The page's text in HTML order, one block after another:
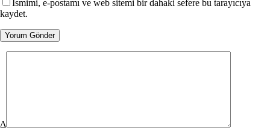
Ismimi, e-postamı ve web sitemi bir dahaki sefere bu tarayıcıya
kaydet.
Δ